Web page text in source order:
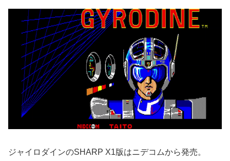
ジャイロダインのSHARP X1版はニデコムから発売。